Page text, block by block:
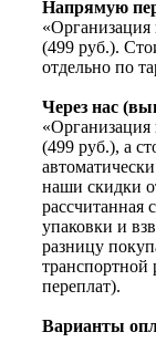
Напрямую
(499 руб.).
отдельно по
Через нас
(499 руб.), а
наши скидки
рассчитанная
упаковки и
разницу
транспортной
переплат).
Варианты